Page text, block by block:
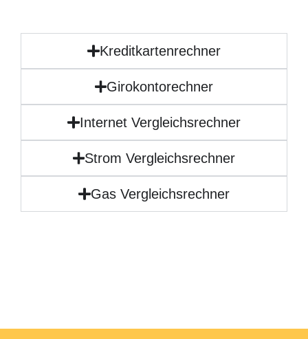
Kreditkartenrechner
Girokontorechner
Internet Vergleichsrechner
Strom Vergleichsrechner
Gas Vergleichsrechner